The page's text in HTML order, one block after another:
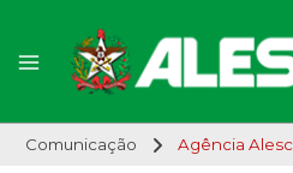
Comunicação Agência Alesc